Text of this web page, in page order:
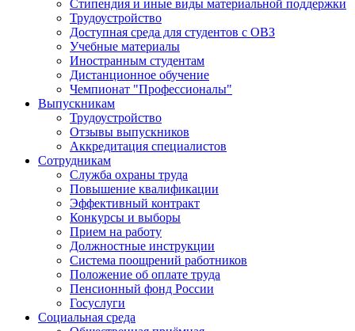
Стипендия и иные виды материальной поддержки
Трудоустройство
Доступная среда для студентов с ОВЗ
Учебные материалы
Иностранным студентам
Дистанционное обучение
Чемпионат "Профессионалы"
Выпускникам
Трудоустройство
Отзывы выпускников
Аккредитация специалистов
Сотрудникам
Служба охраны труда
Повышение квалификации
Эффективный контракт
Конкурсы и выборы
Прием на работу
Должностные инструкции
Система поощрений работников
Положение об оплате труда
Пенсионный фонд России
Госуслуги
Социальная среда